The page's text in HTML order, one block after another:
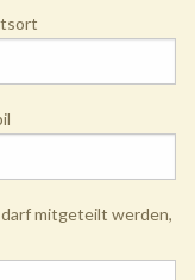
mitgeteilt werden,